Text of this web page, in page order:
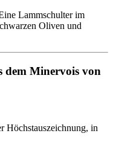
Lammschulter im
Oliven und
dem Minervois von
Höchstauszeichnung, in